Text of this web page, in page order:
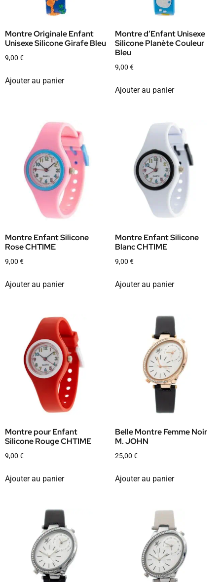
Montre Originale Enfant
Unisexe Silicone Girafe Bleu
9,00 €
Ajouter au panier
Montre d’Enfant Unisexe
Silicone Planète Couleur
Bleu
9,00 €
Ajouter au panier
Montre Enfant Silicone
Rose CHTIME
9,00 €
Ajouter au panier
Montre Enfant Silicone
Blanc CHTIME
9,00 €
Ajouter au panier
Montre pour Enfant
Silicone Rouge CHTIME
9,00 €
Ajouter au panier
Belle Montre Femme Noir
M. JOHN
25,00 €
Ajouter au panier